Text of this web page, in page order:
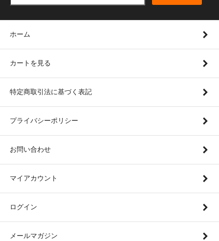
ホーム
カートを見る
特定商取引法に基づく表記
プライバシーポリシー
お問い合わせ
マイアカウント
ログイン
メールマガジン